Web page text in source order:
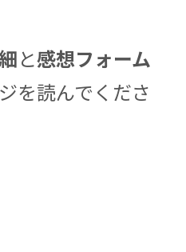
と感想フォーム
を読んでくださ